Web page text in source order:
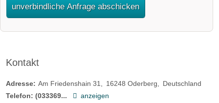
unverbindliche Anfrage abschicken
Kontakt
Adresse: Am Friedenshain 31 16248 Oderberg
Deutschland
Telefon: (033369...
anzeigen